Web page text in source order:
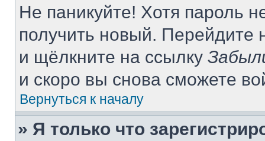
Не паникуйте! Хотя пароль
получить новый. Перейдите
и щёлкните на ссылку
и скоро вы снова сможете
Вернуться к началу
» Я только что